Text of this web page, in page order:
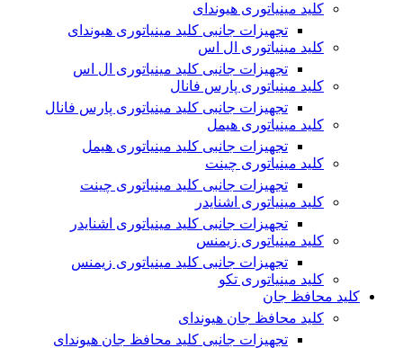
کلید مینیاتوری هیوندای
تجهیزات جانبی کلید مینیاتوری هیوندای
کلید مینیاتوری ال اس
تجهیزات جانبی کلید مینیاتوری ال اس
کلید مینیاتوری پارس فانال
تجهیزات جانبی کلید مینیاتوری پارس فانال
کلید مینیاتوری هیمل
تجهیزات جانبی کلید مینیاتوری هیمل
کلید مینیاتوری چینت
تجهیزات جانبی کلید مینیاتوری چینت
کلید مینیاتوری اشنایدر
تجهیزات جانبی کلید مینیاتوری اشنایدر
کلید مینیاتوری زیمنس
تجهیزات جانبی کلید مینیاتوری زیمنس
کلید مینیاتوری تکو
کلید محافظ جان
کلید محافظ جان هیوندای
تجهیزات جانبی کلید محافظ جان هیوندای